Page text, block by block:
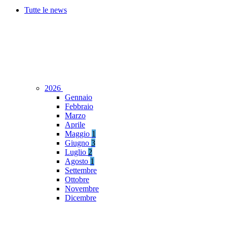
Tutte le news
2026
Gennaio
Febbraio
Marzo
Aprile
Maggio 1
Giugno 3
Luglio 2
Agosto 1
Settembre
Ottobre
Novembre
Dicembre